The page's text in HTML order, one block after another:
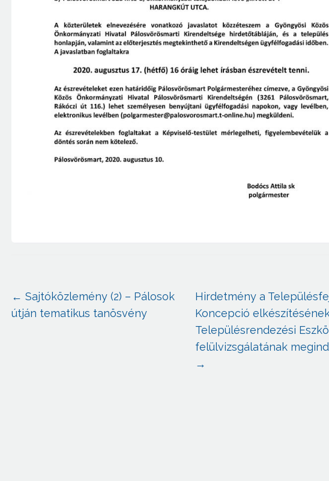
← Sajtóközlemény (2) – Pálosok
útján tematikus tanösvény
Hirdetmény a
Koncepció
Településrendezési
felülvizsgálatának
→